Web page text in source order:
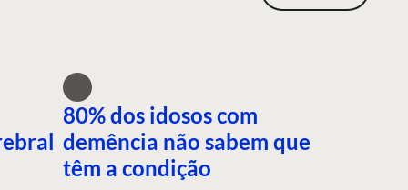
80% dos idosos com
demência não sabem que
têm a condição